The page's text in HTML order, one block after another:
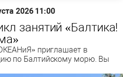
2026 11:00
занятий «Балтика!
приглашает в
по Балтийскому морю. Вы